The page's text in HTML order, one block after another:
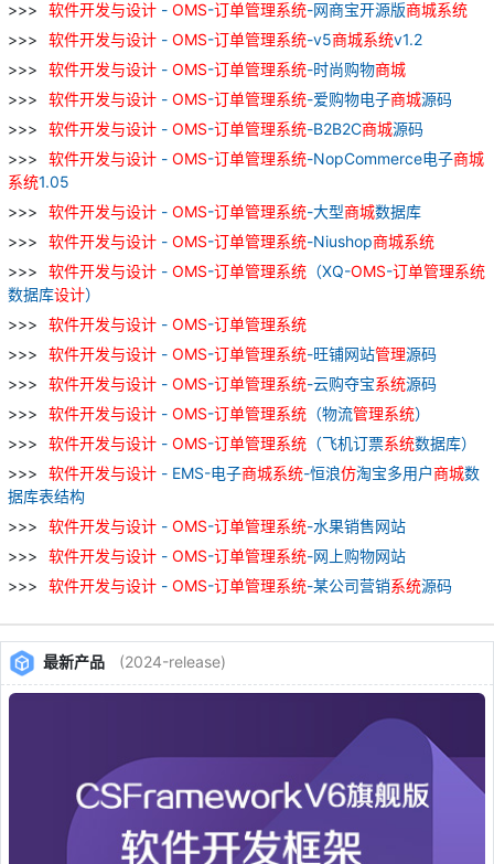
软件开发与设计 - OMS-订单管理系统-网商宝开源版商城系统
软件开发与设计 - OMS-订单管理系统-v5商城系统v1.2
软件开发与设计 - OMS-订单管理系统-时尚购物商城
软件开发与设计 - OMS-订单管理系统-爱购物电子商城源码
软件开发与设计 - OMS-订单管理系统-B2B2C商城源码
软件开发与设计 - OMS-订单管理系统-NopCommerce电子商城
系统1.05
软件开发与设计 - OMS-订单管理系统-大型商城数据库
软件开发与设计 - OMS-订单管理系统-Niushop商城系统
软件开发与设计 - OMS-订单管理系统 （XQ-OMS-订单管理系统
数据库设计）
软件开发与设计 - OMS-订单管理系统
软件开发与设计 - OMS-订单管理系统-旺铺网站管理源码
软件开发与设计 - OMS-订单管理系统-云购夺宝系统源码
软件开发与设计 - OMS-订单管理系统 （物流管理系统）
软件开发与设计 - OMS-订单管理系统 （飞机订票系统数据库）
软件开发与设计 - EMS-电子商城系统-恒浪仿淘宝多用户商城数
据库表结构
软件开发与设计 - OMS-订单管理系统-水果销售网站
软件开发与设计 - OMS-订单管理系统-网上购物网站
软件开发与设计 - OMS-订单管理系统-某公司营销系统源码
最新产品 (2024-release)